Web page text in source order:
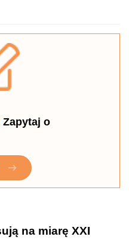
Zapytaj o
na miarę XXI